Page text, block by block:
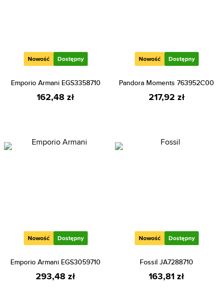
Nowość Dostępny
Emporio Armani EGS3358710
162,48 zł
Nowość Dostępny
Pandora Moments 763952C00
217,92 zł
Nowość Dostępny
Emporio Armani EGS3059710
293,48 zł
Nowość Dostępny
Fossil JA7288710
163,81 zł